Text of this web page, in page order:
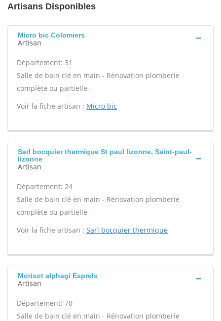
Artisans Disponibles
Micro bic Colomiers
Artisan
Département: 31
Salle de bain clé en main - Rénovation plomberie
complète ou partielle -
Voir la fiche artisan : Micro bic
Sarl bocquier thermique St paul lizonne, Saint-paul-
lizonne
Artisan
Département: 24
Salle de bain clé en main - Rénovation plomberie
complète ou partielle -
Voir la fiche artisan : Sarl bocquier thermique
Morisot alphagi Esprels
Artisan
Département: 70
Salle de bain clé en main - Rénovation plomberie